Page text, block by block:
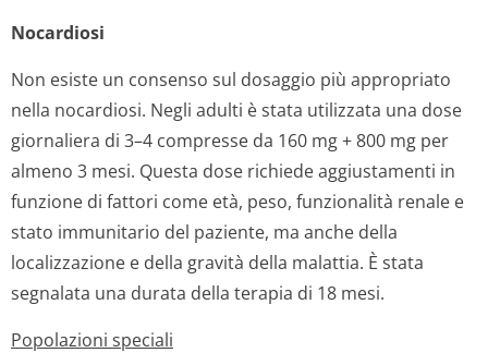
Nocardiosi
Non esiste un consenso sul dosaggio più appropriato
nella nocardiosi. Negli adulti è stata utilizzata una dose
giornaliera di 3–4 compresse da 160 mg + 800 mg per
almeno 3 mesi. Questa dose richiede aggiustamenti in
funzione di fattori come età, peso, funzionalità renale e
stato immunitario del paziente, ma anche della
localizzazione e della gravità della malattia. È stata
segnalata una durata della terapia di 18 mesi.
Popolazioni speciali